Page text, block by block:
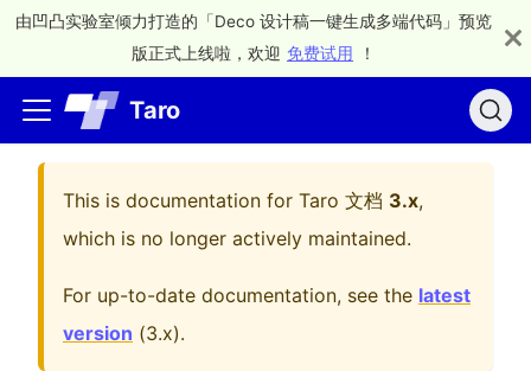
由凹凸实验室倾力打造的「Deco 设计稿一键生成多端代码」预览
版正式上线啦，欢迎 免费试用 ！
Taro
This is documentation for Taro 文档 3.x,
which is no longer actively maintained.
For up-to-date documentation, see the latest
version (3.x).